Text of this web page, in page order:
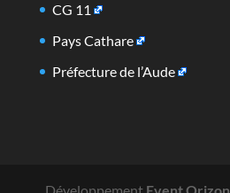
CG 11
Pays Cathare
Préfecture de l’Aude